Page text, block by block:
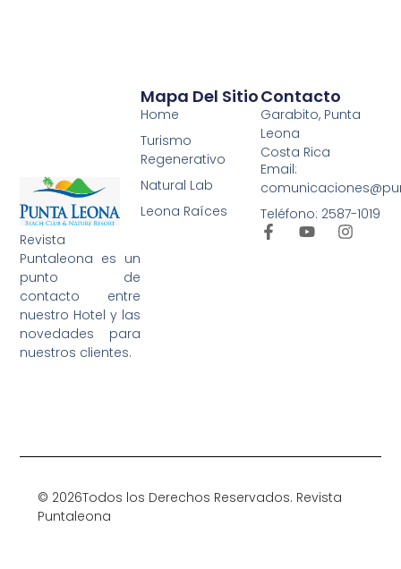
Revista
Puntaleona es un
punto de
contacto entre
nuestro Hotel y las
novedades para
nuestros clientes.
Mapa Del Sitio
Home
Turismo
Regenerativo
Natural Lab
Leona Raíces
Contacto
Garabito, Punta
Leona
Costa Rica
Email:
Teléfono: 2587-1019
© 2026Todos los Derechos Reservados. Revista
Puntaleona